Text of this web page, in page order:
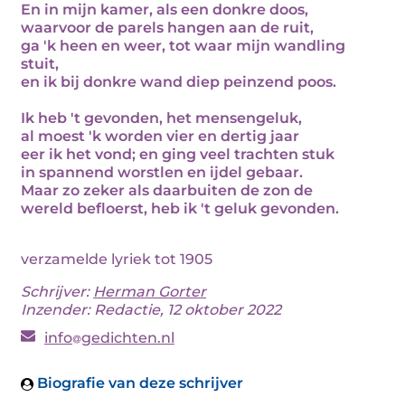
En in mijn kamer, als een donkre doos,
waarvoor de parels hangen aan de ruit,
ga 'k heen en weer, tot waar mijn wandling
stuit,
en ik bij donkre wand diep peinzend poos.
Ik heb 't gevonden, het mensengeluk,
al moest 'k worden vier en dertig jaar
eer ik het vond; en ging veel trachten stuk
in spannend worstlen en ijdel gebaar.
Maar zo zeker als daarbuiten de zon de
wereld befloerst, heb ik 't geluk gevonden.
verzamelde lyriek tot 1905
Schrijver: Herman Gorter
Inzender: Redactie, 12 oktober 2022
info gedichten.nl
Biografie van deze schrijver